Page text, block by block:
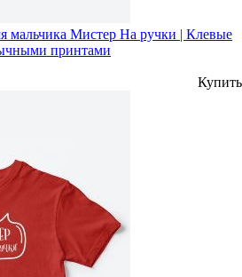
мальчика Мистер На ручки | Клевые
принтами
Купить